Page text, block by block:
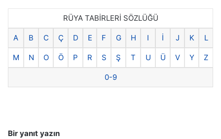
RÜYA TABİRLERİ SÖZLÜĞÜ
A B C Ç D E F G H I İ J K L
M N O Ö P R S Ş T U Ü V Y Z
0-9
Bir yanıt yazın